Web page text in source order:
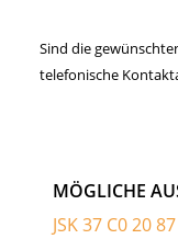
Sind die
telefonische
MÖGLICHE
JSK 37 C0 20